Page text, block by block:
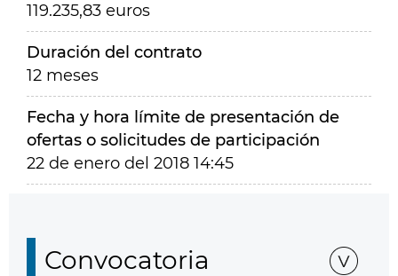
119.235,83 euros
Duración del contrato
12 meses
Fecha y hora límite de presentación de
ofertas o solicitudes de participación
22 de enero del 2018 14:45
Convocatoria